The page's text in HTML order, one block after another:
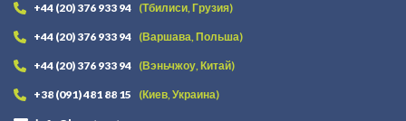
+44 (20) 376 933 94 (Тбилиси, Грузия)
+44 (20) 376 933 94 (Варшава, Польша)
+44 (20) 376 933 94 (Вэньчжоу, Китай)
+38 (091) 481 88 15 (Киев, Украина)